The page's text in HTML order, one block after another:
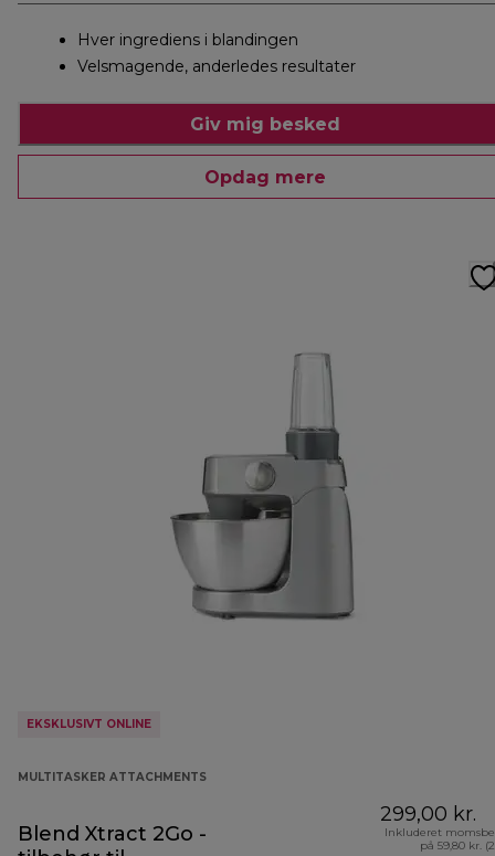
Hver ingrediens i blandingen
Velsmagende, anderledes resultater
Giv mig besked
Opdag mere
EKSKLUSIVT ONLINE
MULTITASKER ATTACHMENTS
Blend Xtract 2Go -
299,00 kr.
Inkluderet
på 59,80 kr.